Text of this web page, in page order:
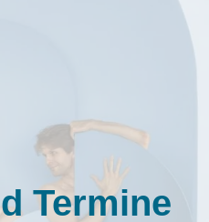
Termine